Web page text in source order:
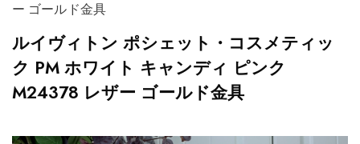
ー ゴールド金具
ルイヴィトン ポシェット・コスメティッ
ク PM ホワイト キャンディ ピンク
M24378 レザー ゴールド金具